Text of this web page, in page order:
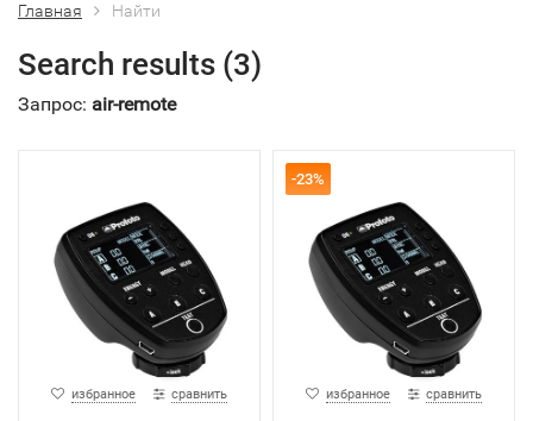
Главная Найти
Search results (3)
Запрос: air-remote
избранное сравнить
-23%
избранное сравнить